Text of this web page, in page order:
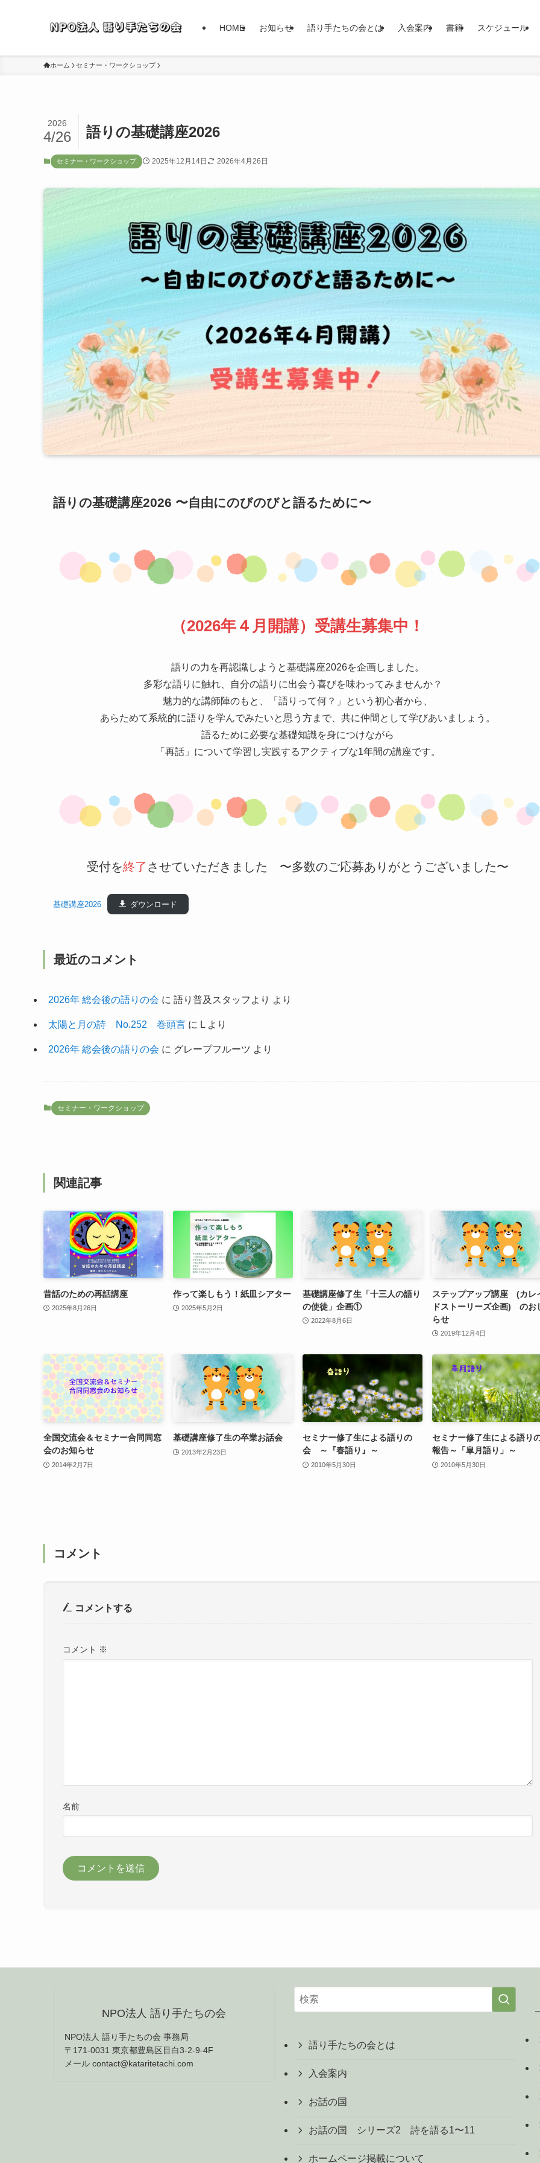
HOME お知らせ 語り手たちの会とは 入会案内 書籍 スケジュール
ホーム セミナー・ワークショップ
語りの基礎講座2026
2026
4/26
セミナー・ワークショップ 2025年12月14日 2026年4月26日
語りの基礎講座2026 〜自由にのびのびと語るために〜
（2026年４月開講）受講生募集中！
語りの力を再認識しようと基礎講座2026を企画しました。
多彩な語りに触れ、自分の語りに出会う喜びを味わってみませんか？
魅力的な講師陣のもと、「語りって何？」という初心者から、
あらためて系統的に語りを学んでみたいと思う方まで、共に仲間として学びあいましょう。
語るために必要な基礎知識を身につけながら
「再話」について学習し実践するアクティブな1年間の講座です。
受付を終了 させていただきました 〜多数のご応募ありがとうございました〜
基礎講座2026 ダウンロード
最近のコメント
2026年 総会後の語りの会 に 語り普及スタッフより より
太陽と月の詩 No.252 巻頭言 に L より
2026年 総会後の語りの会 に グレープフルーツ より
セミナー・ワークショップ
関連記事
昔話のための再話講座
2025年8月26日
作って楽しもう！紙皿シアター
2025年5月2日
基礎講座修了生「十三人の語り
の使徒」企画①
2022年8月6日
ステップアップ講座 (カレ
ドストーリーズ企画) のお
らせ
2019年12月4日
全国交流会＆セミナー合同同窓
会のお知らせ
2014年2月7日
基礎講座修了生の卒業お話会
2013年2月23日
セミナー修了生による語りの
会 ～『春語り』～
2010年5月30日
セミナー修了生による語り
報告～「皐月語り」～
2010年5月30日
コメント
コメントする
コメント ※
名前
NPO法人 語り手たちの会
NPO法人 語り手たちの会 事務局
〒171-0031 東京都豊島区目白3-2-9-4F
メール contact@kataritetachi.com
語り手たちの会とは
入会案内
お話の国
お話の国 シリーズ2 詩を語る1〜11
ホームページ掲載について